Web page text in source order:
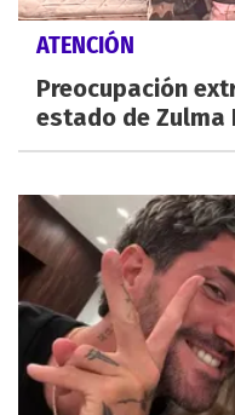
ATENCIÓN
Preocupación
estado de Zulma